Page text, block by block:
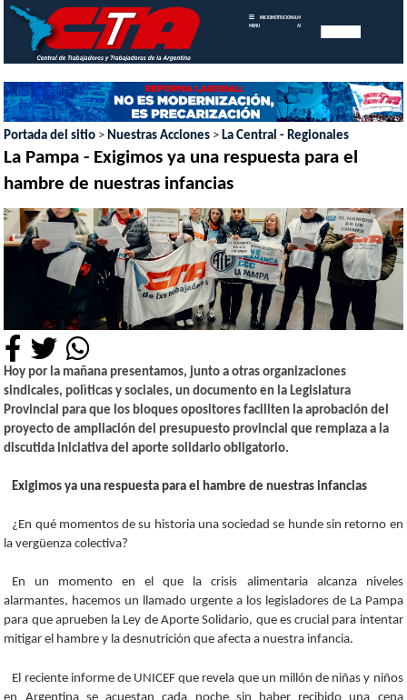
MENU
INICIOINSTITUCIONAL MEMORIAS
ANUALES
Portada del sitio > Nuestras Acciones > La Central - Regionales
La Pampa - Exigimos ya una respuesta para el
hambre de nuestras infancias
Hoy por la mañana presentamos, junto a otras organizaciones
sindicales, polìticas y sociales, un documento en la Legislatura
Provincial para que los bloques opositores faciliten la aprobación del
proyecto de ampliación del presupuesto provincial que remplaza a la
discutida iniciativa del aporte solidario obligatorio.
Exigimos ya una respuesta para el hambre de nuestras infancias
¿En qué momentos de su historia una sociedad se hunde sin retorno en
la vergüenza colectiva?
En un momento en el que la crisis alimentaria alcanza niveles
alarmantes, hacemos un llamado urgente a los legisladores de La Pampa
para que aprueben la Ley de Aporte Solidario, que es crucial para intentar
mitigar el hambre y la desnutrición que afecta a nuestra infancia.
El reciente informe de UNICEF que revela que un millón de niñas y niños